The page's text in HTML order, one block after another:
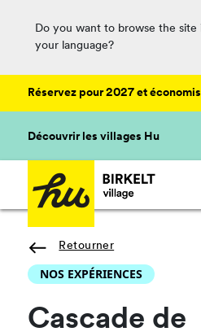
Do you want to browse the site
your language?
Réservez pour 2027 et
Découvrir les villages Hu
Retourner
NOS EXPÉRIENCES
Cascade de